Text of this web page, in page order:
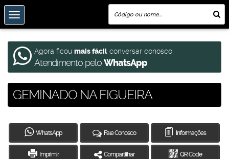
Agora ficou mais fácil conversar conosco
Atendimento peloWhatsApp
GEMINADO NA FIGUEIRA
WhatsApp Fale Conosco Informações
Imprimir Compartilhar QR Code